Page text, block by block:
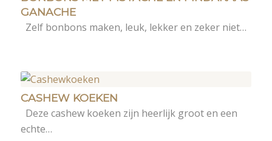
GANACHE
Zelf bonbons maken, leuk, lekker en zeker niet…
CASHEW KOEKEN
Deze cashew koeken zijn heerlijk groot en een
echte…